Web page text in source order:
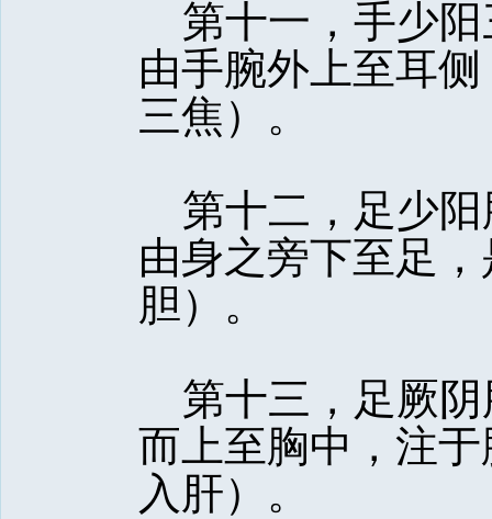
第十一，手少阳
由手腕外上至耳
三焦）。
第十二，足少阳
由身之旁下至足
胆）。
第十三，足厥阴
而上至胸中，注
入肝）。